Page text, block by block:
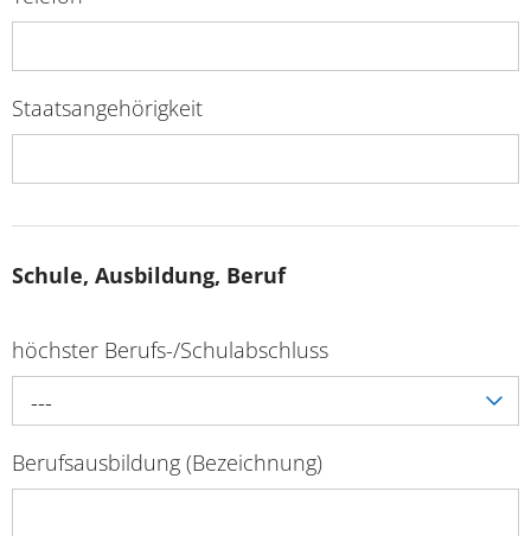
Staatsangehörigkeit
Schule, Ausbildung, Beruf
höchster Berufs-/Schulabschluss
---
Berufsausbildung (Bezeichnung)